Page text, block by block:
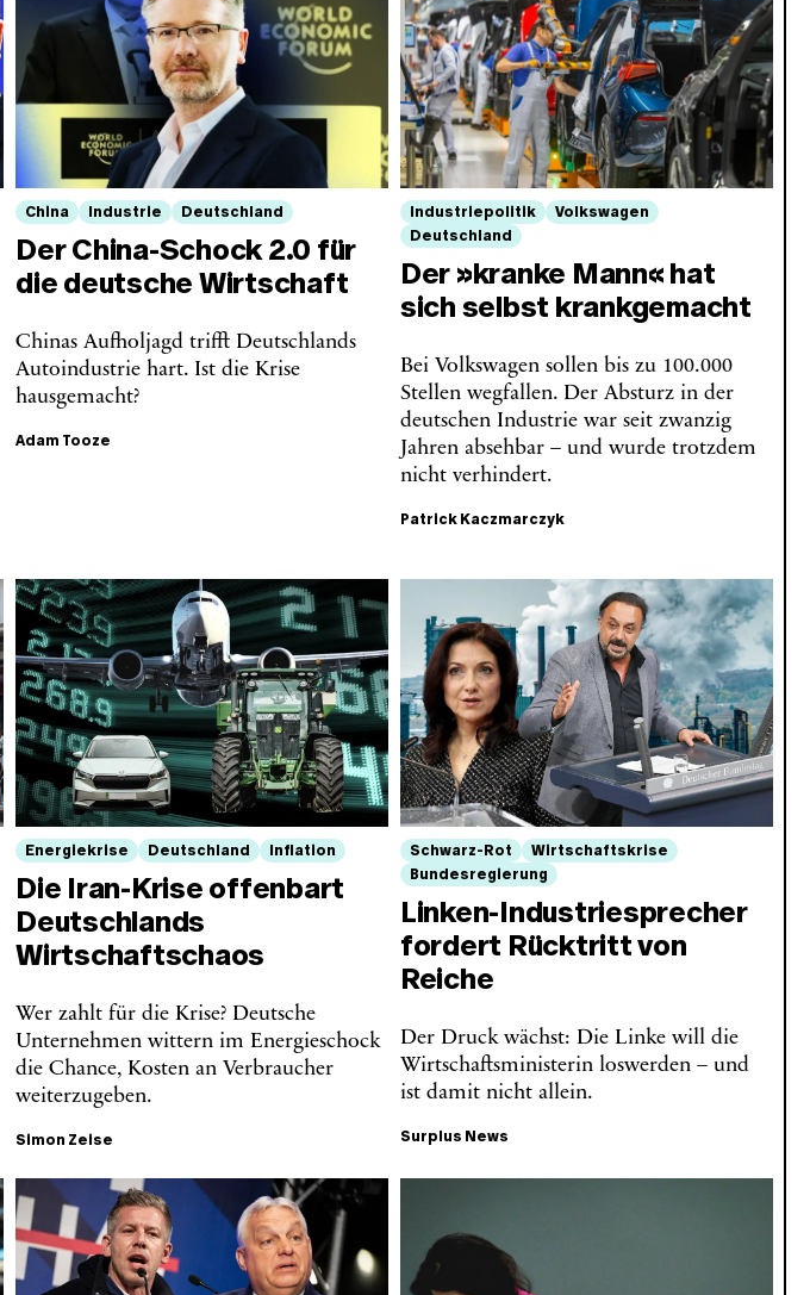
China Industrie Deutschland
Der China-Schock 2.0 für
die deutsche Wirtschaft
Chinas Aufholjagd trifft Deutschlands
Autoindustrie hart. Ist die Krise
hausgemacht?
Adam Tooze
Industriepolitik
Volkswagen
Deutschland
Der »kranke Mann« hat
sich selbst krankgemacht
Bei Volkswagen sollen bis zu 100.000
Stellen wegfallen. Der Absturz in der
deutschen Industrie war seit zwanzig
Jahren absehbar – und wurde trotzdem
nicht verhindert.
Patrick Kaczmarczyk
Energiekrise Deutschland Inflation
Die Iran-Krise offenbart
Deutschlands
Wirtschaftschaos
Wer zahlt für die Krise? Deutsche
Unternehmen wittern im Energieschock
die Chance, Kosten an Verbraucher
weiterzugeben.
Simon Zeise
Schwarz-Rot
Wirtschaftskrise
Bundesregierung
Linken-Industriesprecher
fordert Rücktritt von
Reiche
Der Druck wächst: Die Linke will die
Wirtschaftsministerin loswerden – und
ist damit nicht allein.
Surplus News